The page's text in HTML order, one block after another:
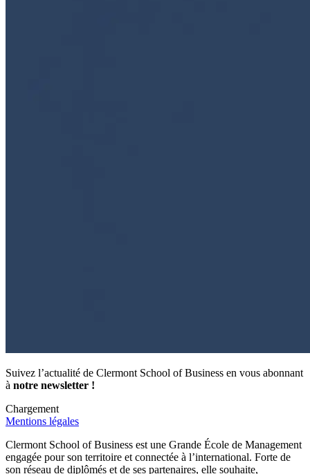
Suivez l’actualité de Clermont School of Business en vous abonnant
à notre newsletter !
Chargement
Mentions légales
Clermont School of Business est une Grande École de Management
engagée pour son territoire et connectée à l’international. Forte de
son réseau de diplômés et de ses partenaires, elle souhaite,